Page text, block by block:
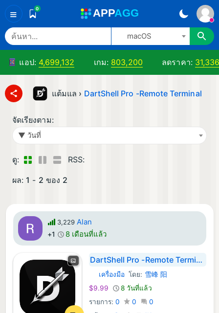
≡ 0 APPAGG
macOS
แอป: 4,699,132 เกม: 803,200 ลดราคา:
แต้มแล › DartShell Pro -Remote Terminal
จัดเรียงตาม:
▼ วันที่
RSS:
ผล: 1 - 2 ของ 2
3,229 Alan
+1 8 เดือนที่แล้ว
DartShell Pro -Remote Terminal
macOS แอป:
เครื่องมือ โดย: 雪峰 阳
$9.99
8 วันที่แล้ว
รายการ:0 0
0